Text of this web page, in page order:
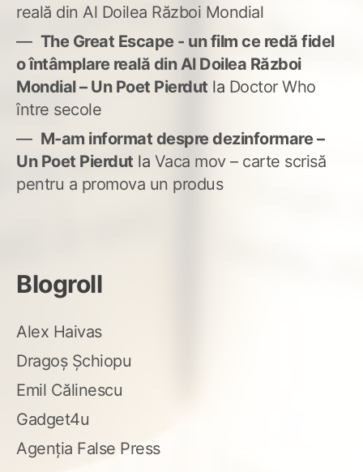
reală din Al Doilea Război Mondial
The Great Escape - un film ce redă fidel
o întâmplare reală din Al Doilea Război
Mondial – Un Poet Pierdut la Doctor Who
între secole
M-am informat despre dezinformare –
Un Poet Pierdut la Vaca mov – carte scrisă
pentru a promova un produs
Blogroll
Alex Haivas
Dragoș Șchiopu
Emil Călinescu
Gadget4u
Agenția False Press